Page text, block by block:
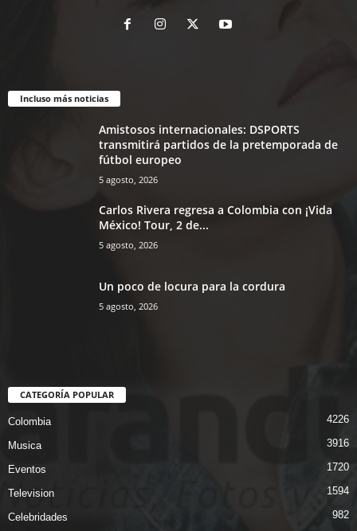
Incluso más noticias
Amistosos internacionales: DSPORTS
transmitirá partidos de la pretemporada de
fútbol europeo
5 agosto, 2026
Carlos Rivera regresa a Colombia con ¡Vida
México! Tour, 2 de...
5 agosto, 2026
Un poco de locura para la cordura
5 agosto, 2026
CATEGORÍA POPULAR
Colombia 4226
Musica 3916
Eventos 1720
Television 1594
Celebridades 982